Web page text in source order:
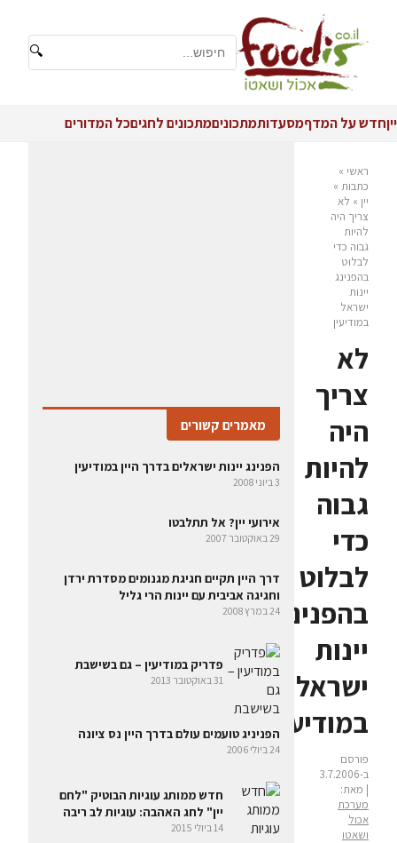
🔍
ייןחדש על המדףמסעדותמתכוניםמתכונים לחגיםכל המדורים
ראשי »
כתבות »
יין » לא
צריך היה
להיות
גבוה כדי
לבלוט
בהפנינג
יינות
ישראל
במודיעין
לא
צריך
היה
להיות
גבוה
כדי
לבלוט
בהפנינג
יינות
ישראל
במודיעין
פורסם
ב-3.7.2006
| מאת:
מערכת
אכול
ושאטו
מאמרים קשורים
הפנינג יינות ישראלים בדרך היין במודיעין
3 ביוני 2008
אירועי יין? אל תתלבטו
29 באוקטובר 2007
דרך היין תקיים חגיגת מגנומים מסדרת ירדן
וחגיגה אביבית עם יינות הרי גליל
24 במרץ 2008
פדריק במודיעין – גם בשישבת
31 באוקטובר 2013
הפניניג טועמים עולם בדרך היין נס ציונה
24 ביולי 2006
חדש ממותג עוגיות הבוטיק "לחם
יין" לחג האהבה: עוגיות לב ריבה
14 ביולי 2015